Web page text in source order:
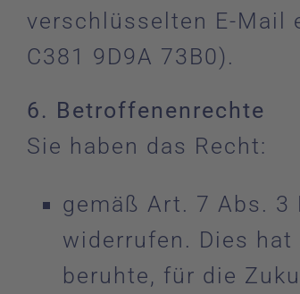
verschlüsselten E-Mail
C381 9D9A 73B0).
6. Betroffenenrechte
Sie haben das Recht:
gemäß Art. 7 Abs. 3
widerrufen. Dies
beruhte, für die